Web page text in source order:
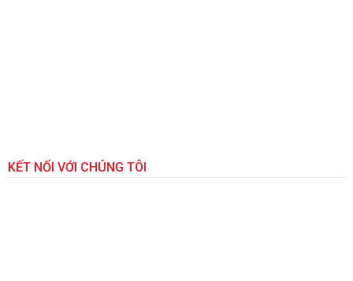
KẾT NỐI VỚI CHÚNG TÔI